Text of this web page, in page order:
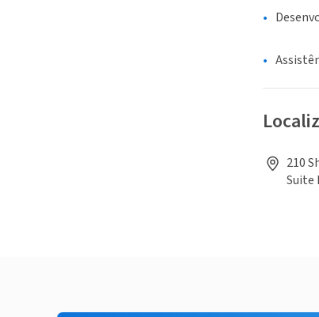
210
Suite